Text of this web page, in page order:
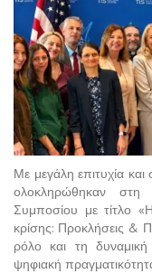
Με μεγάλη επιτυχία
ολοκληρώθηκαν στη
Συμποσίου με τίτλο
κρίσης: Προκλήσεις &
ρόλο και τη
ψηφιακή